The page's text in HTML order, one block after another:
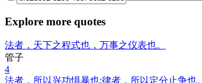
Explore more quotes
法者，天下之程式也，万事之仪表也。
管子
4
法者，所以兴功惧暴也;律者，所以定分止争也。